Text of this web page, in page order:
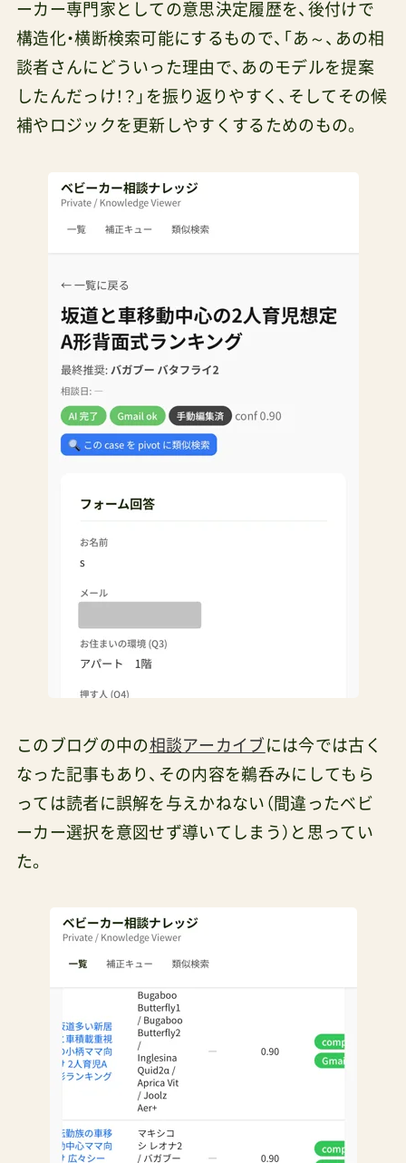
ーカー専門家としての意思決定履歴を、後付けで
構造化・横断検索可能にするもので、「あ～、あの相
談者さんにどういった理由で、あのモデルを提案
したんだっけ！？」を振り返りやすく、そしてその候
補やロジックを更新しやすくするためのもの。
このブログの中の相談アーカイブ には今では古く
なった記事もあり、その内容を鵜呑みにしてもら
っては読者に誤解を与えかねない（間違ったベビ
ーカー選択を意図せず導いてしまう）と思ってい
た。